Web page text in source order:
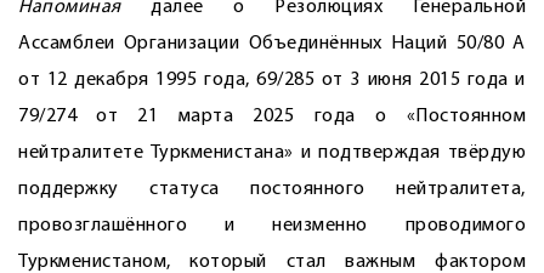
Напоминаядалее о Резолюциях Генеральной
Ассамблеи Организации Объединённых Наций 50/80 A
от 12 декабря 1995 года, 69/285 от 3 июня 2015 года и
79/274 от 21 марта 2025 года о «Постоянном
нейтралитете Туркменистана» и подтверждая твёрдую
поддержку статуса постоянного нейтралитета,
провозглашённого и неизменно проводимого
Туркменистаном, который стал важным фактором